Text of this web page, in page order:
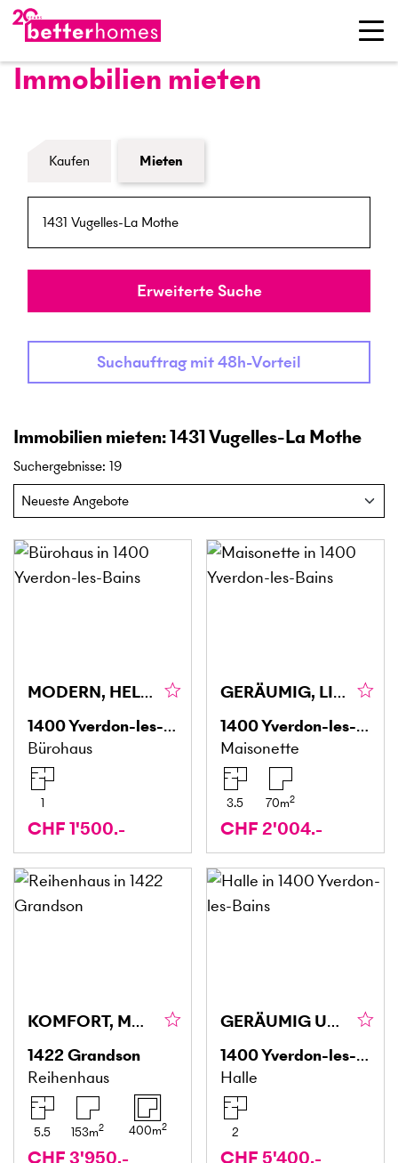
Immobilien mieten
Formular Immobiliensuche
Kaufen Mieten
Umkreis
Erweiterte Suche
Suchauftrag mit 48h-Vorteil
Immobilien mieten: 1431 Vugelles-La Mothe
Suchergebnisse: 19
MODERN, HELL, ZUGÄNGLICH
1400Yverdon-les-Bains
Bürohaus
1
CHF 1'500.-
GERÄUMIG, LICHTDURCHFLUTET UND MODERN
1400Yverdon-les-Bains
Maisonette
3.5 70m2
CHF 2'004.-
KOMFORT, MODERN MIT GARTEN
1422Grandson
Reihenhaus
5.5 153m2 400m2
CHF 3'950.-
GERÄUMIG UND IDEAL GELEGEN
1400Yverdon-les-Bains
Halle
2
CHF 5'400.-